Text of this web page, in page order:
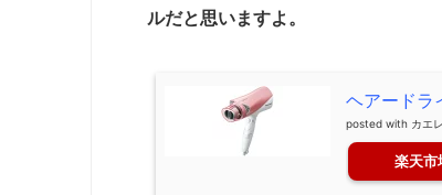
ルだと思いますよ。
ヘアードラ
posted with カエ
楽天市